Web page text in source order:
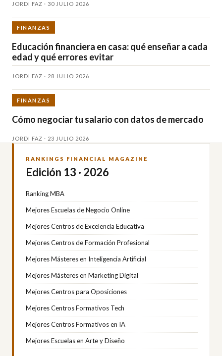
JORDI FAZ · 30 JULIO 2026
FINANZAS
Educación financiera en casa: qué enseñar a cada
edad y qué errores evitar
JORDI FAZ · 28 JULIO 2026
FINANZAS
Cómo negociar tu salario con datos de mercado
JORDI FAZ · 23 JULIO 2026
RANKINGS FINANCIAL MAGAZINE
Edición 13 · 2026
Ranking MBA
Mejores Escuelas de Negocio Online
Mejores Centros de Excelencia Educativa
Mejores Centros de Formación Profesional
Mejores Másteres en Inteligencia Artificial
Mejores Másteres en Marketing Digital
Mejores Centros para Oposiciones
Mejores Centros Formativos Tech
Mejores Centros Formativos en IA
Mejores Escuelas en Arte y Diseño